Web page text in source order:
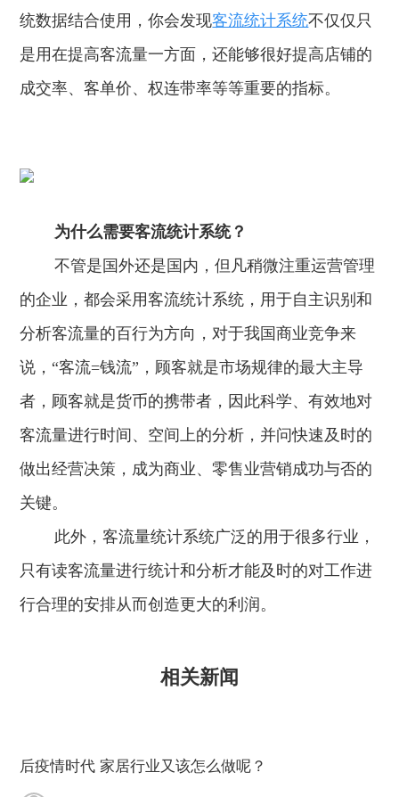
统数据结合使用，你会发现客流统计系统不仅仅只
是用在提高客流量一方面，还能够很好提高店铺的
成交率、客单价、权连带率等等重要的指标。
为什么需要客流统计系统？
不管是国外还是国内，但凡稍微注重运营管理
的企业，都会采用客流统计系统，用于自主识别和
分析客流量的百行为方向，对于我国商业竞争来
说，“客流=钱流”，顾客就是市场规律的最大主导
者，顾客就是货币的携带者，因此科学、有效地对
客流量进行时间、空间上的分析，并问快速及时的
做出经营决策，成为商业、零售业营销成功与否的
关键。
此外，客流量统计系统广泛的用于很多行业，
只有读客流量进行统计和分析才能及时的对工作进
行合理的安排从而创造更大的利润。
相关新闻
后疫情时代 家居行业又该怎么做呢？